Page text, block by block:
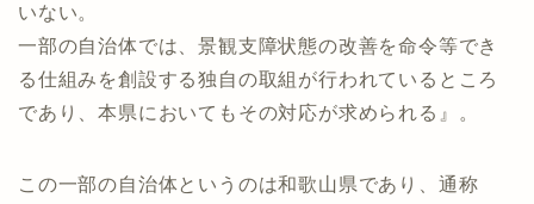
いない。
一部の自治体では、景観支障状態の改善を命令等でき
る仕組みを創設する独自の取組が行われているところ
であり、本県においてもその対応が求められる』。
この一部の自治体というのは和歌山県であり、通称